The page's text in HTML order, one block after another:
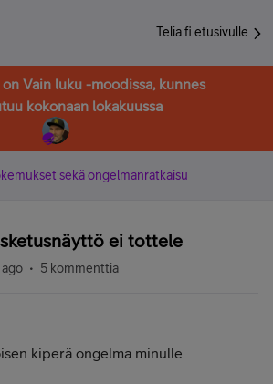
Telia.fi etusivulle
Vain luku -moodissa, kunnes
kokonaan lokakuussa
sekä ongelmanratkaisu
ei tottele
5 kommenttia
kiperä ongelma minulle